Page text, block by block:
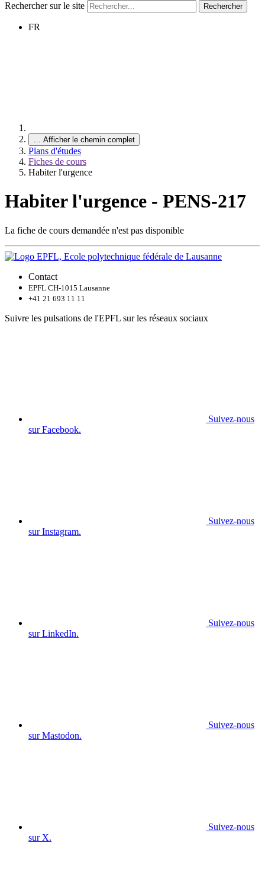
Rechercher sur le site Rechercher
FR
… Afficher le chemin complet
Plans d'études
Fiches de cours
Habiter l'urgence
Habiter l'urgence - PENS-217
La fiche de cours demandée n'est pas disponible
Contact
EPFL CH-1015 Lausanne
+41 21 693 11 11
Suivre les pulsations de l'EPFL sur les réseaux sociaux
Suivez-nous
sur Facebook.
Suivez-nous
sur Instagram.
Suivez-nous
sur LinkedIn.
Suivez-nous
sur Mastodon.
Suivez-nous
sur X.